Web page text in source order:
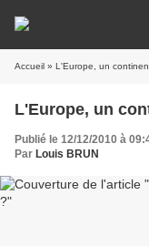
Accueil » L'Europe, un
L'Europe, un
Publié le 12/12/2010 à
Par Louis BRUN